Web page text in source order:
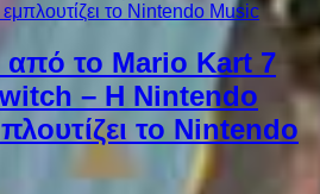
από το Mario Kart 7
– Η Nintendo
το Nintendo